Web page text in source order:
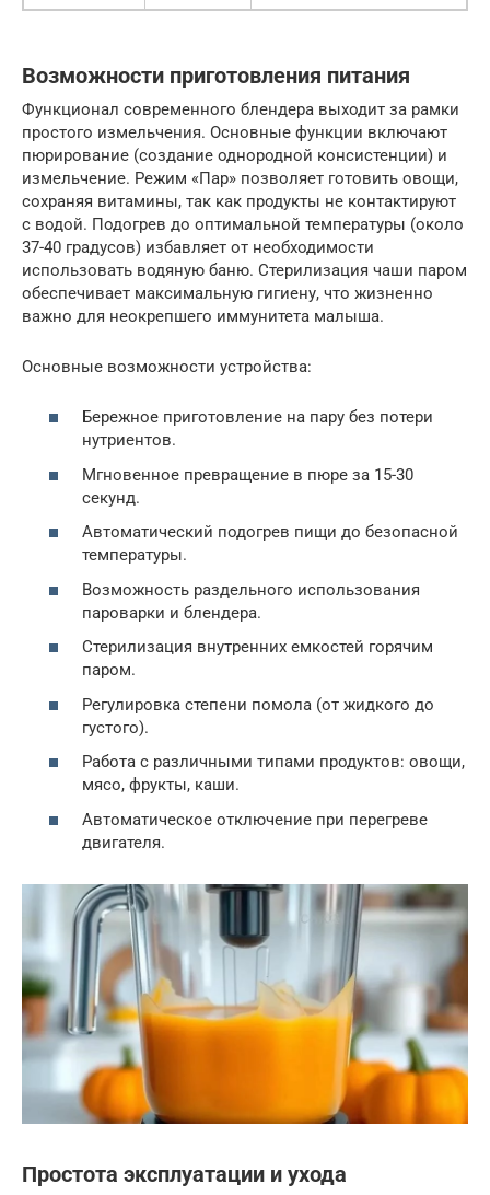
Возможности приготовления питания
Функционал современного блендера выходит за рамки
простого измельчения. Основные функции включают
пюрирование (создание однородной консистенции) и
измельчение. Режим «Пар» позволяет готовить овощи,
сохраняя витамины, так как продукты не контактируют
с водой. Подогрев до оптимальной температуры (около
37-40 градусов) избавляет от необходимости
использовать водяную баню. Стерилизация чаши паром
обеспечивает максимальную гигиену, что жизненно
важно для неокрепшего иммунитета малыша.
Основные возможности устройства:
Бережное приготовление на пару без потери
нутриентов.
Мгновенное превращение в пюре за 15-30
секунд.
Автоматический подогрев пищи до безопасной
температуры.
Возможность раздельного использования
пароварки и блендера.
Стерилизация внутренних емкостей горячим
паром.
Регулировка степени помола (от жидкого до
густого).
Работа с различными типами продуктов: овощи,
мясо, фрукты, каши.
Автоматическое отключение при перегреве
двигателя.
Простота эксплуатации и ухода